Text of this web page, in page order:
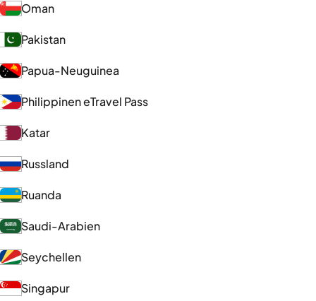
Oman
Pakistan
Papua-Neuguinea
Philippinen eTravel Pass
Katar
Russland
Ruanda
Saudi-Arabien
Seychellen
Singapur